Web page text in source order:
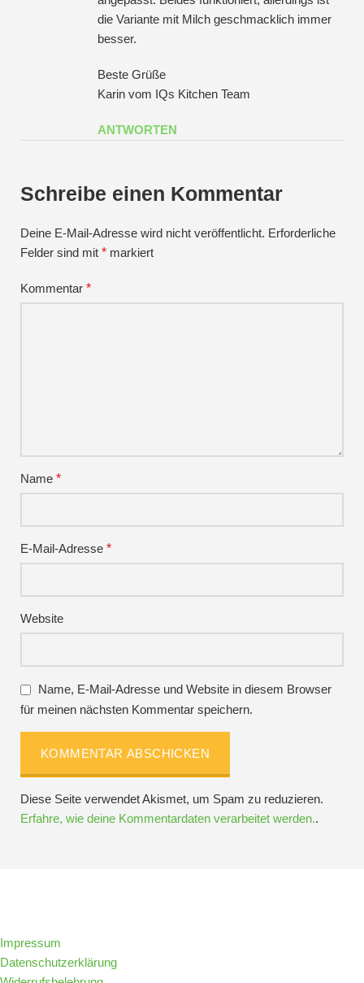
die Variante mit Milch geschmacklich immer
besser.
Beste Grüße
Karin vom IQs Kitchen Team
ANTWORTEN
Schreibe einen Kommentar
Deine E-Mail-Adresse wird nicht veröffentlicht. Erforderliche
Felder sind mit * markiert
Kommentar *
Name *
E-Mail-Adresse *
Website
Name, E-Mail-Adresse und Website in diesem Browser
für meinen nächsten Kommentar speichern.
Diese Seite verwendet Akismet, um Spam zu reduzieren.
Erfahre, wie deine Kommentardaten verarbeitet werden..
Impressum
Datenschutzerklärung